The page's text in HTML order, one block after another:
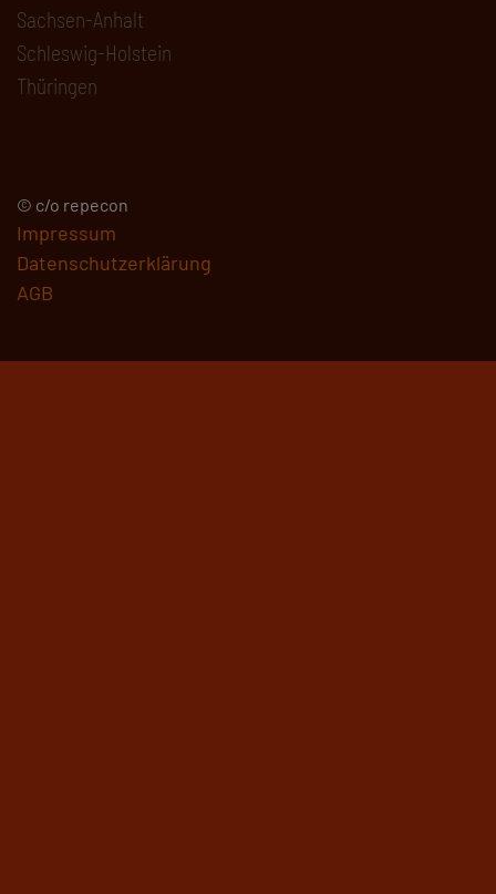
Sachsen-Anhalt
Schleswig-Holstein
Thüringen
© c/o repecon
Impressum
Datenschutzerklärung
AGB